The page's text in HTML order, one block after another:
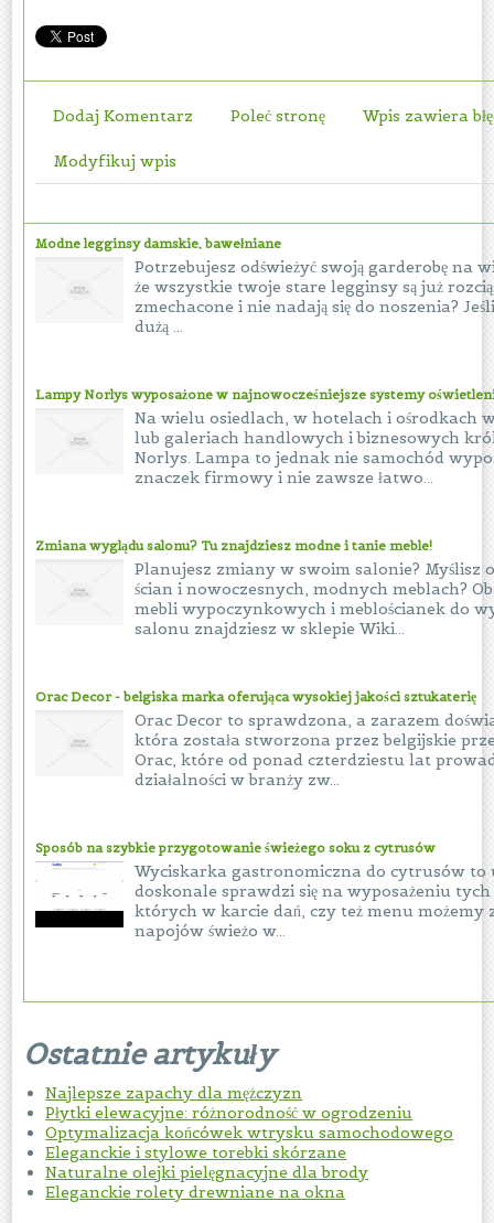
Dodaj Komentarz Poleć stronę Wpis zawiera
Modyfikuj wpis
Modne legginsy damskie, bawełniane
Potrzebujesz odświeżyć swoją garderobę na
że wszystkie twoje stare legginsy są już
zmechacone i nie nadają się do noszenia?
dużą ...
Lampy Norlys wyposażone w najnowocześniejsze systemy
Na wielu osiedlach, w hotelach i ośrodkach
lub galeriach handlowych i biznesowych
Norlys. Lampa to jednak nie samochód
znaczek firmowy i nie zawsze łatwo...
Zmiana wyglądu salonu? Tu znajdziesz modne i tanie meble!
Planujesz zmiany w swoim salonie? Myślisz
ścian i nowoczesnych, modnych meblach?
mebli wypoczynkowych i meblościanek do
salonu znajdziesz w sklepie Wiki...
Orac Decor - belgiska marka oferująca wysokiej jakości sztukaterię
Orac Decor to sprawdzona, a zarazem
która została stworzona przez belgijskie
Orac, które od ponad czterdziestu lat
działalności w branży zw...
Sposób na szybkie przygotowanie świeżego soku z cytrusów
Wyciskarka gastronomiczna do cytrusów to
doskonale sprawdzi się na wyposażeniu tych
których w karcie dań, czy też menu możemy
napojów świeżo w...
Ostatnie artykuły
Najlepsze zapachy dla mężczyzn
Płytki elewacyjne: różnorodność w ogrodzeniu
Optymalizacja końcówek wtrysku samochodowego
Eleganckie i stylowe torebki skórzane
Naturalne olejki pielęgnacyjne dla brody
Eleganckie rolety drewniane na okna